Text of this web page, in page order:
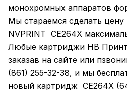
монохромных аппаратов
Мы стараемся сделать
NVPRINT CE264X
Любые картриджи НВ
заказав на сайте или
(861) 255-32-38, и мы
новый картридж CE264X